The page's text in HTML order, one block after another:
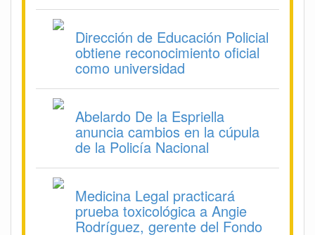
Dirección de Educación Policial
obtiene reconocimiento oficial
como universidad
Abelardo De la Espriella
anuncia cambios en la cúpula
de la Policía Nacional
Medicina Legal practicará
prueba toxicológica a Angie
Rodríguez, gerente del Fondo